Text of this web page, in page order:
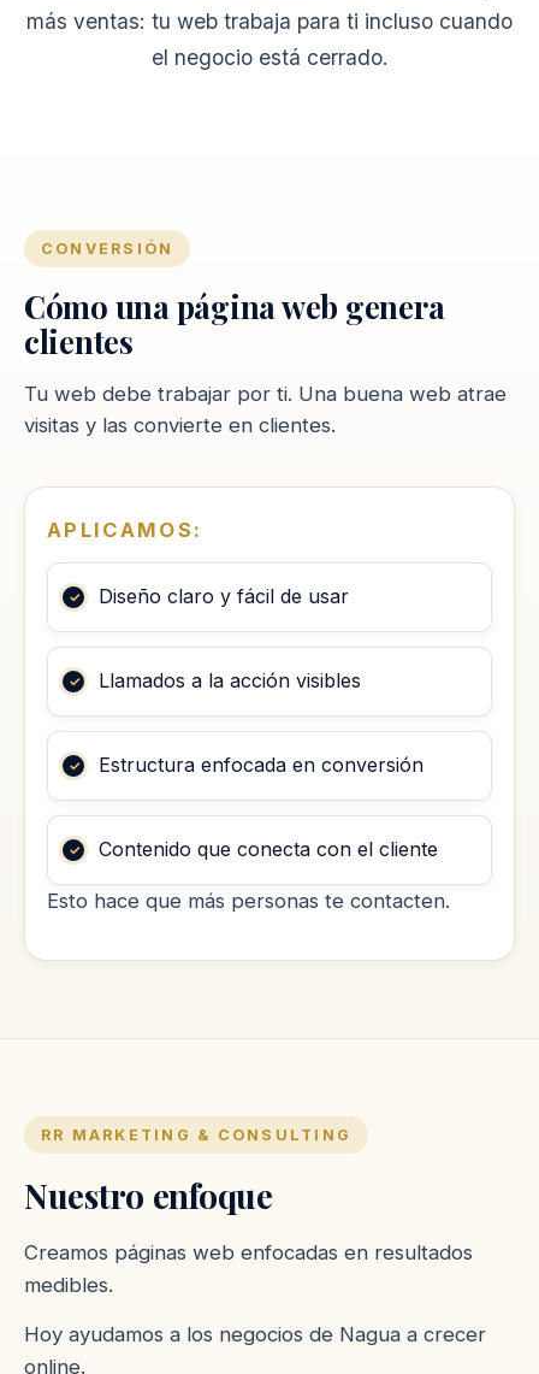
más ventas: tu web trabaja para ti incluso cuando
el negocio está cerrado.
CONVERSIÓN
Cómo una página web genera
clientes
Tu web debe trabajar por ti. Una buena web atrae
visitas y las convierte en clientes.
APLICAMOS:
Diseño claro y fácil de usar
Llamados a la acción visibles
Estructura enfocada en conversión
Contenido que conecta con el cliente
Esto hace que más personas te contacten.
RR MARKETING & CONSULTING
Nuestro enfoque
Creamos páginas web enfocadas en resultados
medibles.
Hoy ayudamos a los negocios de Nagua a crecer
online.